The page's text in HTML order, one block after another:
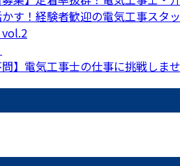
す！経験者歓迎の電気工事スタ
vol.2
問】電気工事士の仕事に挑戦しま